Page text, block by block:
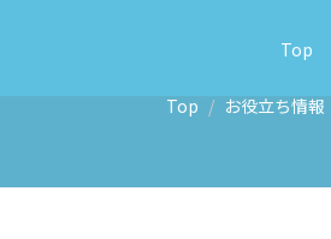
Top
Top お役立ち情報